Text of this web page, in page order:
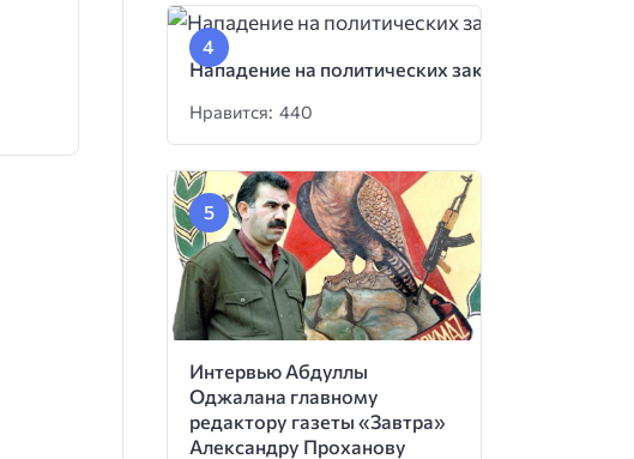
Нападение на политических заключенных
Нравится: 440
Интервью Абдуллы
Оджалана главному
редактору газеты «Завтра»
Александру Проханову